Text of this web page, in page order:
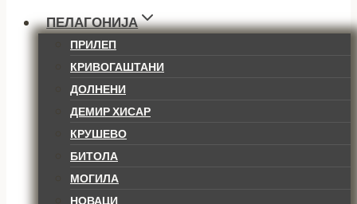
ПЕЛАГОНИЈА
ПРИЛЕП
КРИВОГАШТАНИ
ДОЛНЕНИ
ДЕМИР ХИСАР
КРУШЕВО
БИТОЛА
МОГИЛА
НОВАЦИ